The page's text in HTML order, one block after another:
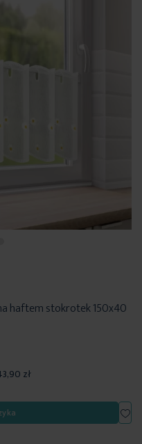
haftem stokrotek 150x40
zł